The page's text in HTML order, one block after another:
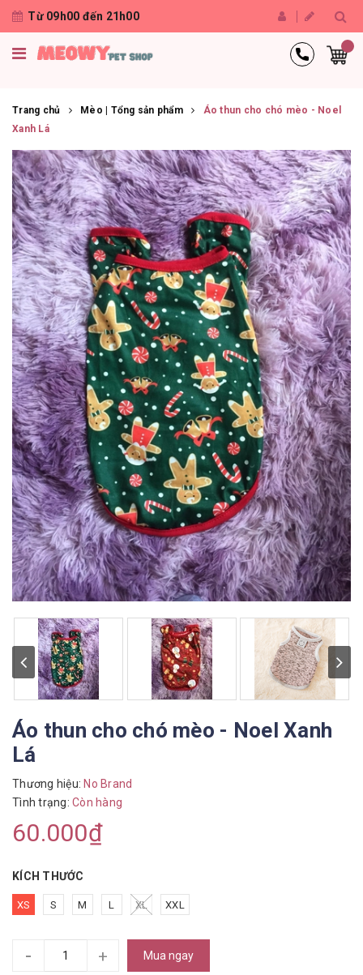
Từ 09h00 đến 21h00
Trang chủ Mèo | Tổng sản phẩm
Áo thun cho chó mèo - Noel
Xanh Lá
Áo thun cho chó mèo - Noel Xanh
Lá
Thương hiệu: No Brand
Tình trạng: Còn hàng
60.000₫
KÍCH THƯỚC
XS S M L XL XXL
- + Mua ngay